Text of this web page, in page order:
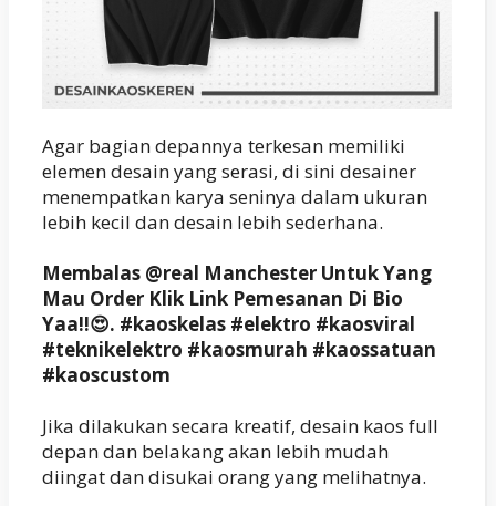
Agar bagian depannya terkesan memiliki
elemen desain yang serasi, di sini desainer
menempatkan karya seninya dalam ukuran
lebih kecil dan desain lebih sederhana.
Membalas @real Manchester Untuk Yang
Mau Order Klik Link Pemesanan Di Bio
Yaa!!😍. #kaoskelas #elektro #kaosviral
#teknikelektro #kaosmurah #kaossatuan
#kaoscustom
Jika dilakukan secara kreatif, desain kaos full
depan dan belakang akan lebih mudah
diingat dan disukai orang yang melihatnya.